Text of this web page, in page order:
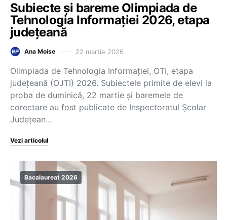
Subiecte și bareme Olimpiada de
Tehnologia Informației 2026, etapa
județeană
Ana Moise 22 martie 2026
Olimpiada de Tehnologia Informației, OTI, etapa
județeană (OJTI) 2026. Subiectele primite de elevi la
proba de duminică, 22 martie și baremele de
corectare au fost publicate de Inspectoratul Școlar
Județean…
Vezi articolul
Bacalaureat 2026